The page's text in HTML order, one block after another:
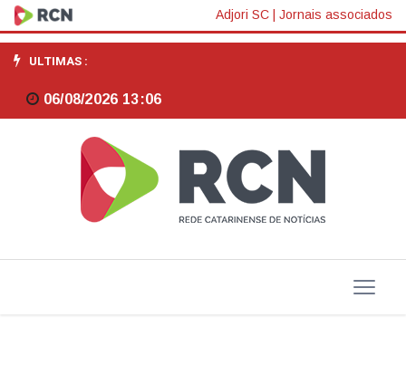
Topázio
Neto
presidente
da
Adjori SC Jornais associados
ULTIMAS :
06/08/2026 13:06